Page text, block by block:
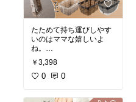
たためて持ち運びしやす
いのはママな嬉しいよ
ね。
#ママに優しい
￥3,398
0 0